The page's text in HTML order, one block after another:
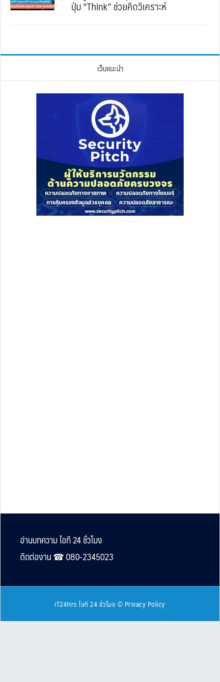
ปุ่ม “Think” ช่วยคิดวิเคราะห์
เว็บแนะนำ
Footer
อ่านบทความ ไอที 24 ชั่วโมง
ติดต่องาน ☎︎ 080-2345023
iT24Hrs ไอที 24 ชั่วโมง © Privacy Policy